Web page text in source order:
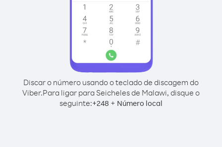
Discar o número usando o teclado de discagem do
Viber.Para ligar para Seicheles de Malawi, disque o
seguinte:+248 + Número local